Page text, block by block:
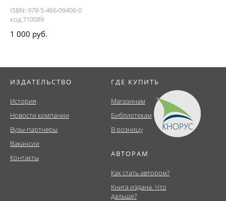
ISBN: 978-5-466-09406-0
код 710089
1 000 руб.
ИЗДАТЕЛЬСТВО
История
Новости компании
Вузы-партнеры
Вакансии
Контакты
ГДЕ КУПИТЬ
Магазинам
Библиотекам
В розницу
АВТОРАМ
Как стать автором?
Книга издана. Что
дальше?